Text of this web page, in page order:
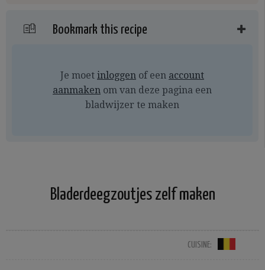
Bookmark this recipe
Je moet inloggen of een account
aanmaken om van deze pagina een
bladwijzer te maken
Bladerdeegzoutjes zelf maken
CUISINE: